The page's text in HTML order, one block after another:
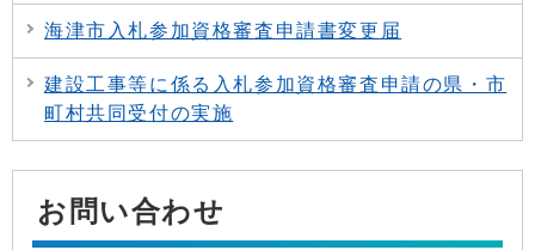
海津市入札参加資格審査申請書変更届
建設工事等に係る入札参加資格審査申請の県・市
町村共同受付の実施
お問い合わせ